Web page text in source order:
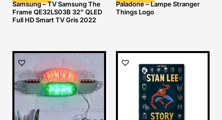
Samsung – TV Samsung The
Frame QE32LS03B 32” QLED
Full HD Smart TV Gris 2022
Paladone – Lampe Stranger
Things Logo